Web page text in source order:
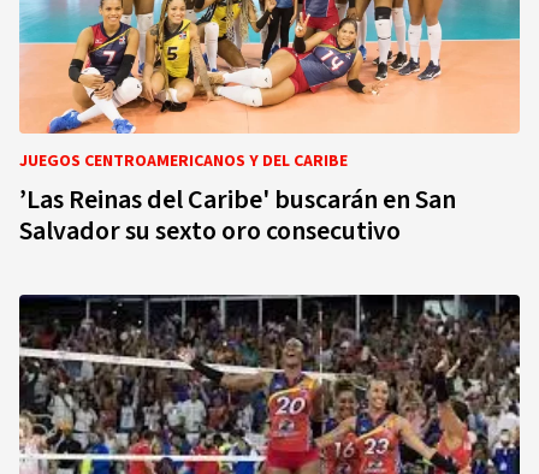
JUEGOS CENTROAMERICANOS Y DEL CARIBE
’Las Reinas del Caribe' buscarán en San
Salvador su sexto oro consecutivo